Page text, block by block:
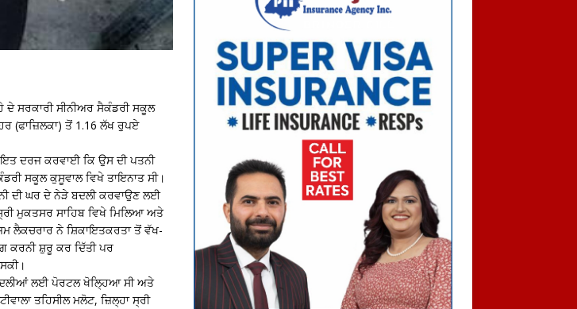
ਸਰਕਾਰੀ ਸੀਨੀਅਰ ਸੈਕੰਡਰੀ ਸਕੂਲ
(ਫਾਜ਼ਿਲਕਾ) ਤੋਂ 1.16 ਲੱਖ ਰੁਪਏ
ਦਰਜ ਕਰਵਾਈ ਕਿ ਉਸ ਦੀ ਪਤਨੀ
ਸਕੂਲ ਕੁਸੂਵਾਲ ਵਿਖੇ ਤਾਇਨਾਤ ਸੀ।
ਦੀ ਘਰ ਦੇ ਨੇੜੇ ਬਦਲੀ ਕਰਵਾਉਣ ਲਈ
ਮੁਕਤਸਰ ਸਾਹਿਬ ਵਿਖੇ ਮਿਲਿਆ ਅਤੇ
ਲੈਕਚਰਾਰ ਨੇ ਸ਼ਿਕਾਇਤਕਰਤਾ ਤੋਂ ਵੱਖ-
ਕਰਨੀ ਸ਼ੁਰੂ ਕਰ ਦਿੱਤੀ ਪਰ
ਲਈ ਪੋਰਟਲ ਖੋਲ੍ਹਿਆ ਸੀ ਅਤੇ
ਤਹਿਸੀਲ ਮਲੋਟ, ਜ਼ਿਲ੍ਹਾ ਸ੍ਰੀ